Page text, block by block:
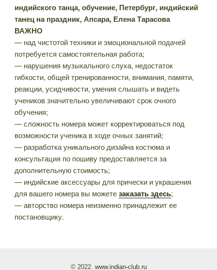
ВАЖНО
— над чистотой техники и эмоциональной подачей
потребуется самостоятельная работа;
— нарушения музыкального слуха, недостаток
гибкости, общей тренированности, внимания, памяти,
реакции, усидчивости, умения слышать и видеть
учеников значительно увеличивают срок очного
обучения;
— сложность номера может корректироваться под
возможности ученика в ходе очных занятий;
— разработка уникального дизайна костюма и
консультация по пошиву предоставляется за
дополнительную стоимость;
— индийские аксессуары для прически и украшения
для вашего номера вы можетезаказать здесь;
— авторство номера неизменно принадлежит ее
постановщику.
© 2022. www.indian-club.ru